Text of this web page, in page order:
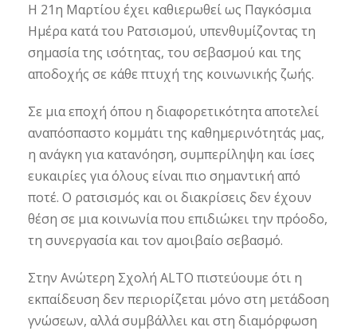
Η 21η Μαρτίου έχει καθιερωθεί ως Παγκόσμια
Ημέρα κατά του Ρατσισμού, υπενθυμίζοντας τη
σημασία της ισότητας, του σεβασμού και της
αποδοχής σε κάθε πτυχή της κοινωνικής ζωής.
Σε μια εποχή όπου η διαφορετικότητα αποτελεί
αναπόσπαστο κομμάτι της καθημερινότητάς μας,
η ανάγκη για κατανόηση, συμπερίληψη και ίσες
ευκαιρίες για όλους είναι πιο σημαντική από
ποτέ. Ο ρατσισμός και οι διακρίσεις δεν έχουν
θέση σε μια κοινωνία που επιδιώκει την πρόοδο,
τη συνεργασία και τον αμοιβαίο σεβασμό.
Στην Ανώτερη Σχολή ALTO πιστεύουμε ότι η
εκπαίδευση δεν περιορίζεται μόνο στη μετάδοση
γνώσεων, αλλά συμβάλλει και στη διαμόρφωση